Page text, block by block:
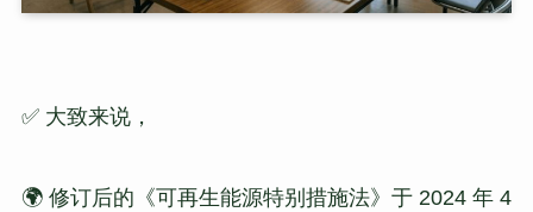
✅ 大致来说，
🌍 修订后的《可再生能源特别措施法》于 2024 年 4